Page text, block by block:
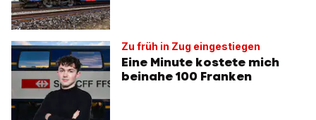
Zu früh in Zug eingestiegen
Eine Minute kostete mich
beinahe 100 Franken